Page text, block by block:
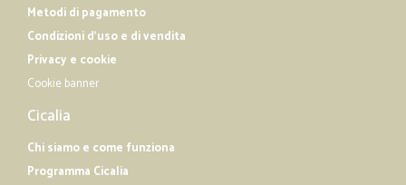
Metodi di pagamento
Condizioni d'uso e di vendita
Privacy e cookie
Cookie banner
Cicalia
Chi siamo e come funziona
Programma Cicalia